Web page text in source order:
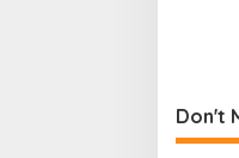
Don't